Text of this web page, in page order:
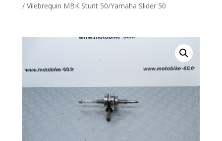
/ Vilebrequin MBK Stunt 50/Yamaha Slider 50